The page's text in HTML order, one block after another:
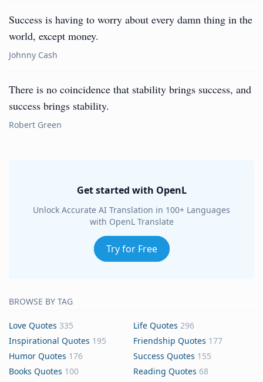
Success is having to worry about every damn thing in the
world, except money.
Johnny Cash
There is no coincidence that stability brings success, and
success brings stability.
Robert Green
Get started with OpenL
Unlock Accurate AI Translation in 100+ Languages
with OpenL Translate
Try for Free
BROWSE BY TAG
Love Quotes 335 Life Quotes 296
Inspirational Quotes 195 Friendship Quotes 177
Humor Quotes 176 Success Quotes 155
Books Quotes 100 Reading Quotes 68